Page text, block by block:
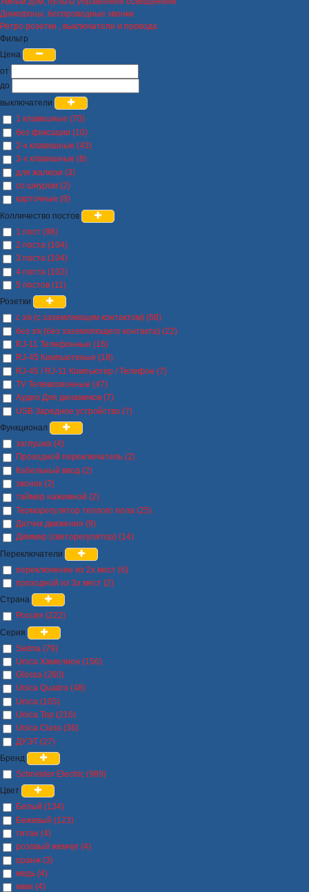
Домофоны, беспроводные звонки
Ретро розетки , выключатели и провода
Фильтр
Цена
от
до
выключатели
1 клавишные (70)
без фиксации (10)
2-х клавишные (43)
3-х клавишные (8)
для жалюзи (3)
со шнуром (2)
карточные (8)
Колличество постов
1 пост (98)
2 поста (104)
3 поста (104)
4 поста (102)
5 постов (11)
Розетки
с з/к (с заземляющим контактом) (68)
без з/к (без заземляющего контакта) (22)
RJ-11 Телефонные (16)
RJ-45 Компьютеные (18)
RJ-45 / RJ-11 Компьютер / Телефон (7)
TV Телевизионные (47)
Аудио Для динамиков (7)
USB Зарядное устройство (7)
Функционал
заглушка (4)
Проходной переключатель (2)
Кабельный ввод (2)
звонок (2)
таймер нажимной (2)
Терморегулятор теплого пола (25)
Датчик движения (9)
Диммер (светорегулятор) (14)
Переключатели
переключение из 2х мест (6)
проходной из 3х мест (2)
Страна
Россия (222)
Серия
Sedna (79)
Unica Хамелион (156)
Glossa (260)
Unica Quadro (48)
Unica (105)
Unica Top (216)
Unica Class (36)
ДУЭТ (27)
Бренд
Schneider Electric (989)
Цвет
Белый (134)
Бежевый (123)
титан (4)
розовый жемчуг (4)
оранж (3)
медь (4)
киви (4)